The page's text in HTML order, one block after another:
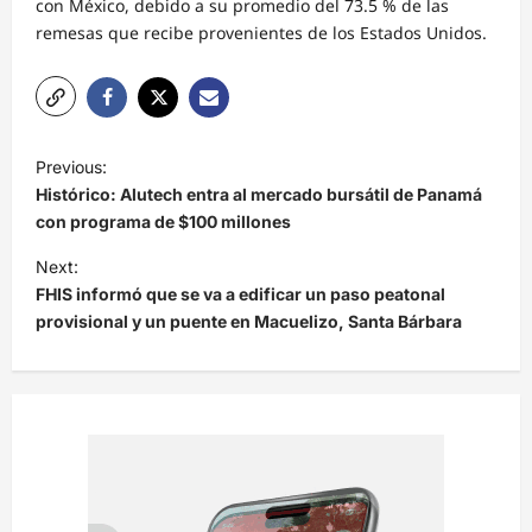
con México, debido a su promedio del 73.5 % de las
remesas que recibe provenientes de los Estados Unidos.
N
a
v
e
g
a
c
Previous:
Histórico: Alutech entra al mercado bursátil de Panamá
con programa de $100 millones
Next:
FHIS informó que se va a edificar un paso peatonal
provisional y un puente en Macuelizo, Santa Bárbara